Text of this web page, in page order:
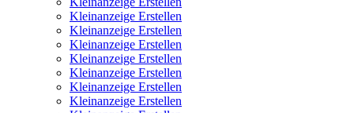
Kleinanzeige Erstellen
Kleinanzeige Erstellen
Kleinanzeige Erstellen
Kleinanzeige Erstellen
Kleinanzeige Erstellen
Kleinanzeige Erstellen
Kleinanzeige Erstellen